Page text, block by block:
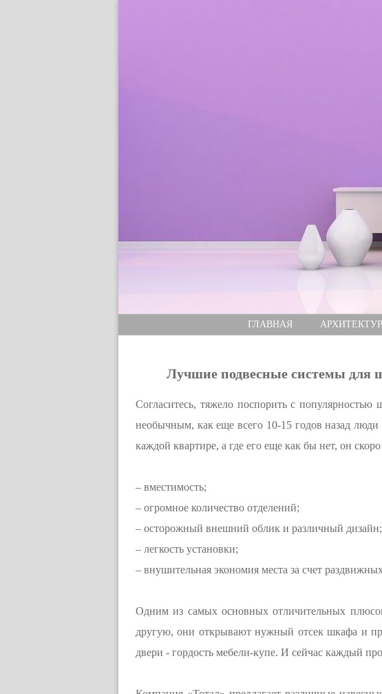
ГЛАВНАЯ
Лучшие подвесные системы для
Согласитесь, тяжело поспорить с
необычным, как еще всего 10-15 годов назад
каждой квартире, а где его еще как бы нет, он
– вместимость;
– огромное количество отделений;
– осторожный внешний облик и различный дизайн;
– легкость установки;
– внушительная экономия места за счет
Одним из самых основных отличительных
другую, они открывают нужный отсек шкафа и
двери - гордость мебели-купе. И сейчас каждый